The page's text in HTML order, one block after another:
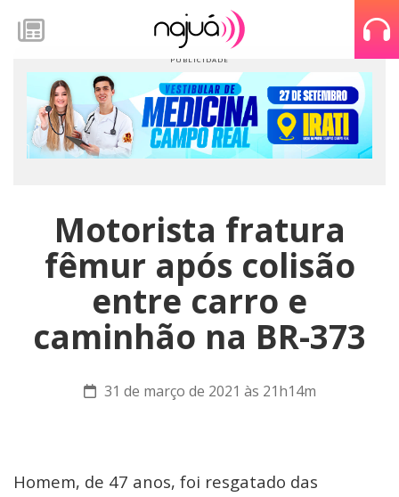
Motorista fratura
fêmur após colisão
entre carro e
caminhão na BR-373
31 de março de 2021 às 21h14m
Homem, de 47 anos, foi resgatado das